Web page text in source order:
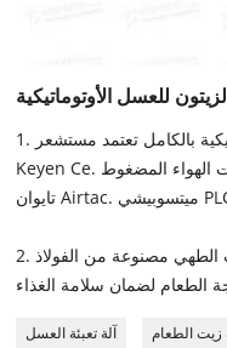
للعسل الأوتوماتيكية
1. آلة تعبئة زيت الزيتون الأوتوماتيكية بالكامل تعتمد مستشعر Janpan
Keyen Ce. مكونات تتابع شنايدر الفرنسية. .مكونات الهواء المضغوط
2. الأجزاء الملامسة لمادة آلة تعبئة زيت الطهي مصنوعة من الفولاذ
آلة تعبئة العسل زيت الطعام